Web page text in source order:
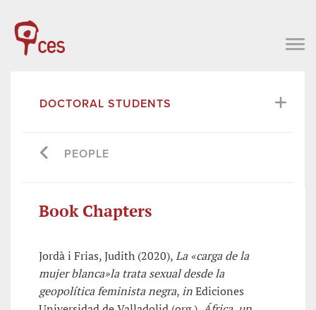
DOCTORAL STUDENTS
PEOPLE
Book Chapters
Jordà i Frias, Judith (2020),La «carga de la
mujer blanca»la trata sexual desde la
geopolítica feminista negra,inEdiciones